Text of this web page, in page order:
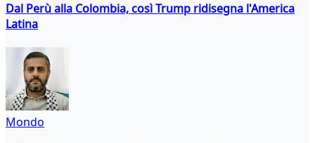
Dal Perù alla Colombia, così Trump ridisegna l'America
Latina
Mondo